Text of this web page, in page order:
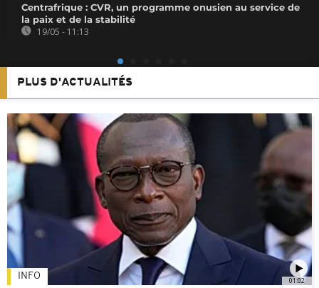
Centrafrique : CVR, un programme onusien au service de
la paix et de la stabilité
19/05 - 11:13
PLUS D'ACTUALITÉS
01:02
INFO